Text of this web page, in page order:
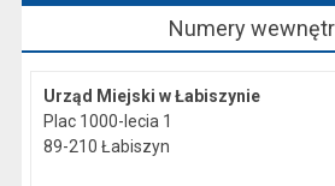
Numery
Urząd Miejski w Łabiszynie
Plac 1000-lecia 1
89-210 Łabiszyn